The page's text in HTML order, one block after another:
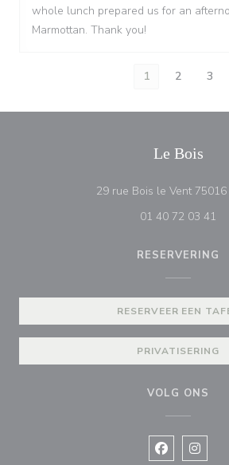
whole lunch prepared us for an
Marmottan. Thank you!
1 2 3
Le Bois
29 rue Bois le Vent 75016
01 40 72 03 41
RESERVERING
RESERVEER EEN
PRIVATISERING
VOLG ONS
Facebook